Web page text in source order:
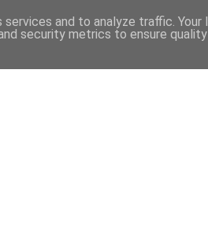
and to analyze traffic. Your
security metrics to ensure